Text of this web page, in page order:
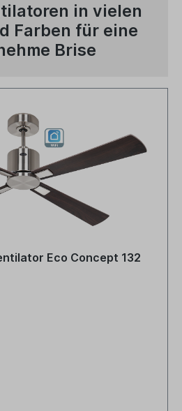
in vielen
Farben für eine
Brise
Eco Concept 132